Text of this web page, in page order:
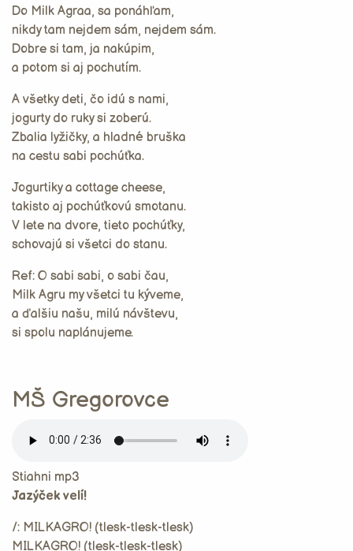
Do Milk Agraa, sa ponáhľam,
nikdy tam nejdem sám, nejdem sám.
Dobre si tam, ja nakúpim,
a potom si aj pochutím.
A všetky deti, čo idú s nami,
jogurty do ruky si zoberú.
Zbalia lyžičky, a hladné bruška
na cestu sabi pochúťka.
Jogurtiky a cottage cheese,
takisto aj pochúťkovú smotanu.
V lete na dvore, tieto pochúťky,
schovajú si všetci do stanu.
Ref: O sabi sabi, o sabi čau,
Milk Agru my všetci tu kýveme,
a ďalšiu našu, milú návštevu,
si spolu naplánujeme.
MŠ Gregorovce
Stiahni mp3
Jazýček velí!
/: MILKAGRO! (tlesk-tlesk-tlesk)
MILKAGRO! (tlesk-tlesk-tlesk)